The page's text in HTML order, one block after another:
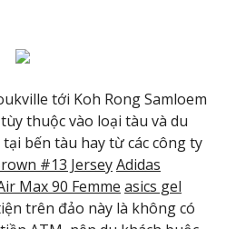
tới Koh Rong Samloem
thuộc vào loại tàu và du
bến tàu hay từ các công ty
#13 JerseyAdidas
Max 90 Femme asics gel
trên đảo này là không có